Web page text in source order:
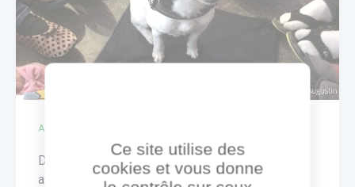
ACTUALITÉ
Des jeunes atteints de surdité communiquent
avec des chiens grâce à la langue des signes
Ce site utilise des
cookies et vous donne